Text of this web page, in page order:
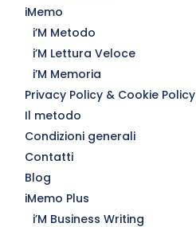
iMemo
i’M Metodo
i’M Lettura Veloce
i’M Memoria
Privacy Policy & Cookie Policy
Il metodo
Condizioni generali
Contatti
Blog
iMemo Plus
i’M Business Writing